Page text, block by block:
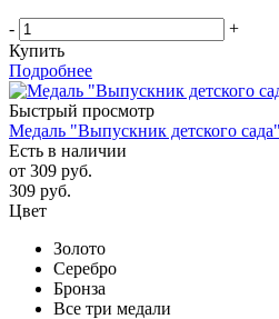
-
+
Купить
Подробнее
Быстрый просмотр
Медаль "Выпускник детского
Есть в наличии
от 309 руб.
309 руб.
Цвет
Золото
Серебро
Бронза
Все три медали